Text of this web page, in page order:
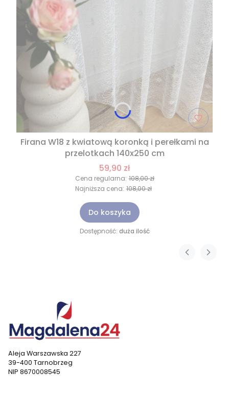
Firana W18 z kwiatową koronką i perełkami na
przelotkach 140x250 cm
59,90 zł
Cena regularna: 108,00 zł
Najniższa cena: 108,00 zł
Do koszyka
Dostępność: duża ilość
Aleja Warszawska 227
39-400 Tarnobrzeg
NIP 8670008545